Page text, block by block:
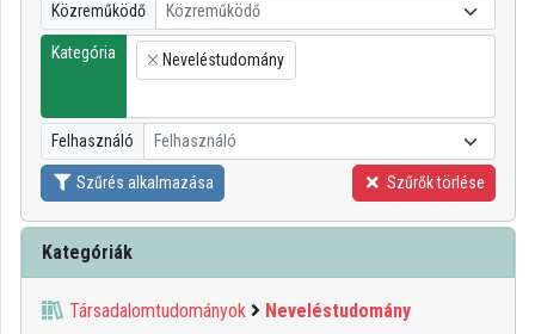
Kategóriák
Intézményi listák
Intézmények
Közreműködők
Közreműködő Közreműködő
Kategória
×
Neveléstudomány
Felhasználó Felhasználó
Szűrés alkalmazása Szűrők törlése
Kategóriák
Társadalomtudományok
Neveléstudomány